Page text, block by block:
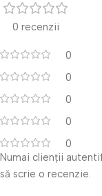
0 recenzii
0
0
0
0
0
Numai clienții
să scrie o recenzie.